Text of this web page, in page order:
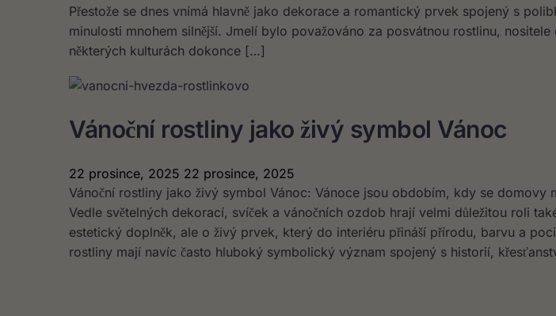
Přestože se dnes vnímá hlavně jako dekorace a romantický prvek spojený s
minulosti mnohem silnější. Jmelí bylo považováno za posvátnou rostlinu,
některých kulturách dokonce […]
Vánoční rostliny jako živý symbol Vánoc
22 prosince, 2025 22 prosince, 2025
Vánoční rostliny jako živý symbol Vánoc: Vánoce jsou obdobím, kdy se domovy
Vedle světelných dekorací, svíček a vánočních ozdob hrají velmi důležitou roli
estetický doplněk, ale o živý prvek, který do interiéru přináší přírodu, barvu a
rostliny mají navíc často hluboký symbolický význam spojený s historií,